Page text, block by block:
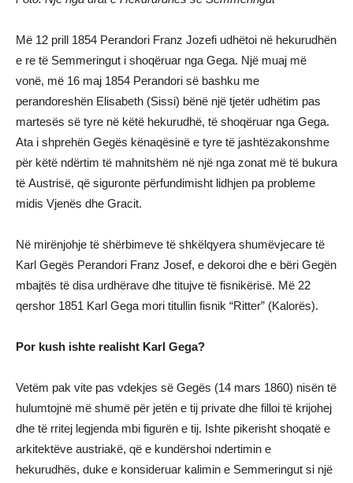
Mё 12 prill 1854 Perandori Franz Jozefi udhёtoi nё hekurudhёn
e re tё Semmeringut i shoqёruar nga Gega. Njё muaj mё
vonё, mё 16 maj 1854 Perandori sё bashku me
perandoreshёn Elisabeth (Sissi) bёnё njё tjetёr udhёtim pas
martesёs sё tyre nё kёtё hekurudhё, tё shoqёruar nga Gega.
Ata i shprehёn Gegёs kёnaqёsinё e tyre tё jashtёzakonshme
pёr kёtё ndёrtim tё mahnitshёm nё njё nga zonat mё tё bukura
tё Austrisё, qё siguronte pёrfundimisht lidhjen pa probleme
midis Vjenёs dhe Gracit.
Nё mirёnjohje tё shёrbimeve tё shkёlqyera shumёvjecare tё
Karl Gegёs Perandori Franz Josef, e dekoroi dhe e bёri Gegёn
mbajtёs tё disa urdhёrave dhe titujve tё fisnikёrisё. Mё 22
qershor 1851 Karl Gega mori titullin fisnik “Ritter” (Kalorёs).
Por kush ishte realisht Karl Gega?
Vetëm pak vite pas vdekjes së Gegës (14 mars 1860) nisën të
hulumtojnë më shumë për jetën e tij private dhe filloi të krijohej
dhe të rritej legjenda mbi figurën e tij. Ishte pikerisht shoqatë e
arkitektëve austriakë, që e kundërshoi ndertimin e
hekurudhës, duke e konsideruar kalimin e Semmeringut si një